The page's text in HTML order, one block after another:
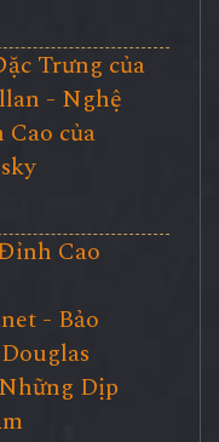
Trưng của
- Nghệ
của
Cao
- Bảo
Dịp